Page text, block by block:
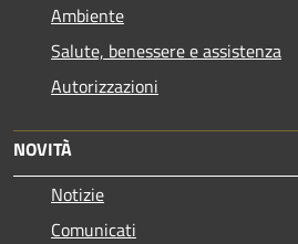
Ambiente
Salute, benessere e assistenza
Autorizzazioni
NOVITÀ
Notizie
Comunicati